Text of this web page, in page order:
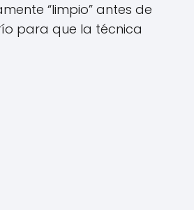
“limpio” antes de
para que la técnica